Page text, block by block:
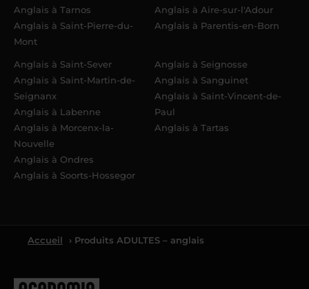
Anglais à Tarnos
Anglais à Saint-Pierre-du-
Mont
Anglais à Aire-sur-l'Adour
Anglais à Parentis-en-Born
Anglais à Saint-Sever
Anglais à Saint-Martin-de-
Seignanx
Anglais à Labenne
Anglais à Morcenx-la-
Nouvelle
Anglais à Ondres
Anglais à Soorts-Hossegor
Anglais à Seignosse
Anglais à Sanguinet
Anglais à Saint-Vincent-de-
Paul
Anglais à Tartas
Accueil › Produits ADULTES – anglais